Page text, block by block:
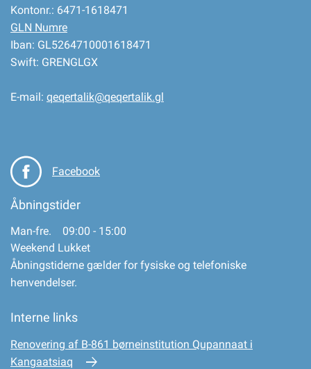
Kontonr.: 6471-1618471
GLN Numre
Iban: GL5264710001618471
Swift: GRENGLGX
E-mail: qeqertalik@qeqertalik.gl
Facebook
Åbningstider
Man-fre. 09:00 - 15:00
Weekend Lukket
Åbningstiderne gælder for fysiske og telefoniske
henvendelser.
Interne links
Renovering af B-861 børneinstitution Qupannaat i
Kangaatsiaq